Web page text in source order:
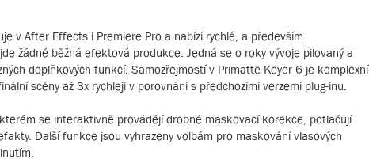
v After Effects i Premiere Pro a nabízí rychlé, a především
žádné běžná efektová produkce. Jedná se o roky vývoje pilovaný a
doplňkových funkcí. Samozřejmostí v Primatte Keyer 6 je komplexní
scény až 3x rychleji v porovnání s předchozími verzemi plug-inu.
se interaktivně provádějí drobné maskovací korekce, potlačují
Další funkce jsou vyhrazeny volbám pro maskování vlasových